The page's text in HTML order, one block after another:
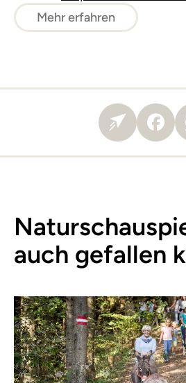
Mehr erfahren
auch gefallen